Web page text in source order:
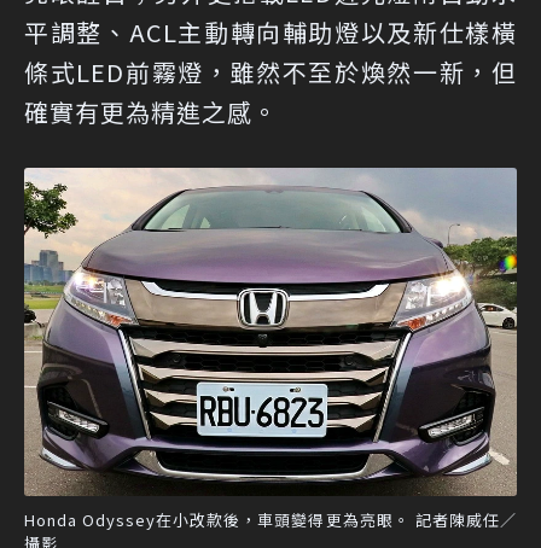
平調整、ACL主動轉向輔助燈以及新仕樣橫
條式LED前霧燈，雖然不至於煥然一新，但
確實有更為精進之感。
Honda Odyssey在小改款後，車頭變得更為亮眼。 記者陳威任／
攝影